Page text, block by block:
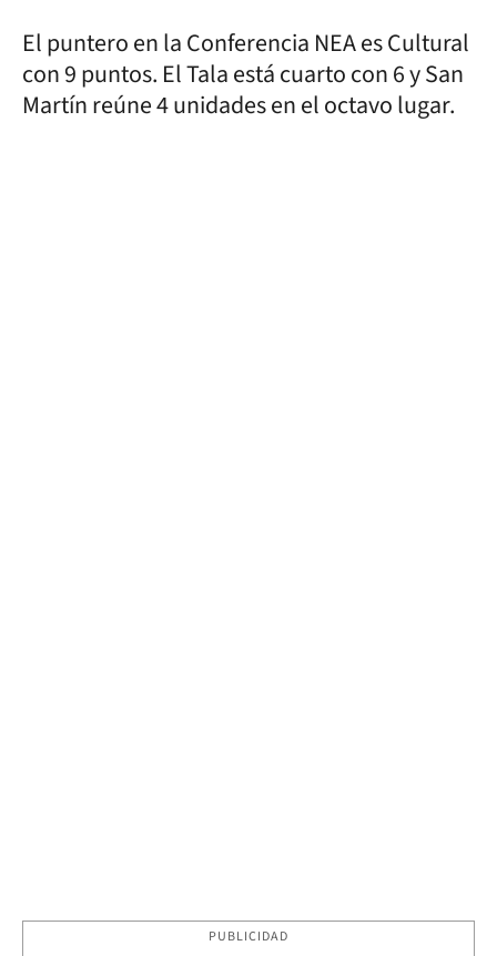
El puntero en la Conferencia NEA es Cultural
con 9 puntos. El Tala está cuarto con 6 y San
Martín reúne 4 unidades en el octavo lugar.
PUBLICIDAD